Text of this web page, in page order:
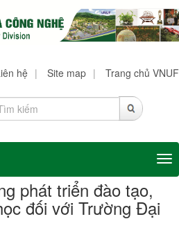
hệ | Site map | Trang chủ VNUF
phát triển đào tạo,
đối với Trường Đại